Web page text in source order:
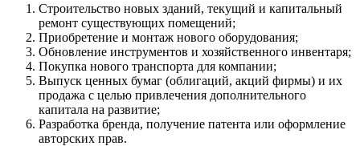
Строительство новых зданий, текущий и капитальный
ремонт существующих помещений;
Приобретение и монтаж нового оборудования;
Обновление инструментов и хозяйственного инвентаря;
Покупка нового транспорта для компании;
Выпуск ценных бумаг (облигаций, акций фирмы) и их
продажа с целью привлечения дополнительного
капитала на развитие;
Разработка бренда, получение патента или оформление
авторских прав.